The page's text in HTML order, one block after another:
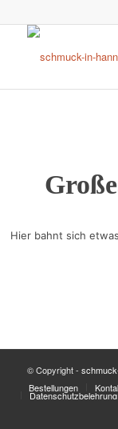
Hier bahnt sich
© Copyright -
Bestellungen
Datenschutzbelehrung